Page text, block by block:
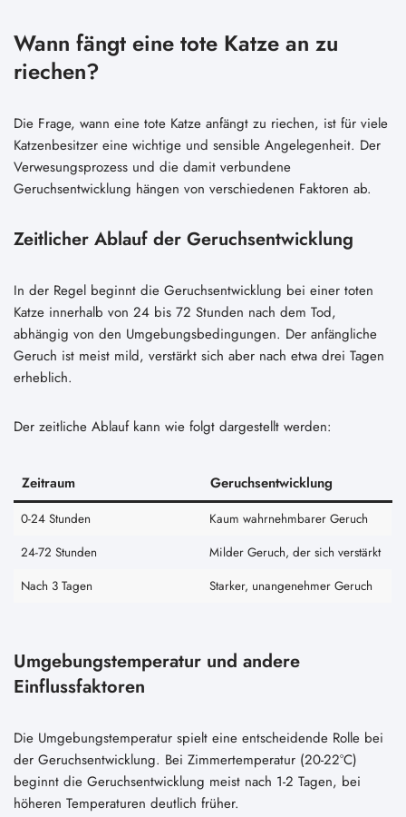
Wann fängt eine tote Katze an zu
riechen?
Die Frage, wann eine tote Katze anfängt zu riechen, ist für viele
Katzenbesitzer eine wichtige und sensible Angelegenheit. Der
Verwesungsprozess und die damit verbundene
Geruchsentwicklung hängen von verschiedenen Faktoren ab.
Zeitlicher Ablauf der Geruchsentwicklung
In der Regel beginnt die Geruchsentwicklung bei einer toten
Katze innerhalb von 24 bis 72 Stunden nach dem Tod,
abhängig von den Umgebungsbedingungen. Der anfängliche
Geruch ist meist mild, verstärkt sich aber nach etwa drei Tagen
erheblich.
Der zeitliche Ablauf kann wie folgt dargestellt werden:
Zeitraum Geruchsentwicklung
0-24 Stunden
Kaum wahrnehmbarer Geruch
24-72 Stunden
Milder Geruch, der sich verstärkt
Nach 3 Tagen
Starker, unangenehmer Geruch
Umgebungstemperatur und andere
Einflussfaktoren
Die Umgebungstemperatur spielt eine entscheidende Rolle bei
der Geruchsentwicklung. Bei Zimmertemperatur (20-22°C)
beginnt die Geruchsentwicklung meist nach 1-2 Tagen, bei
höheren Temperaturen deutlich früher.